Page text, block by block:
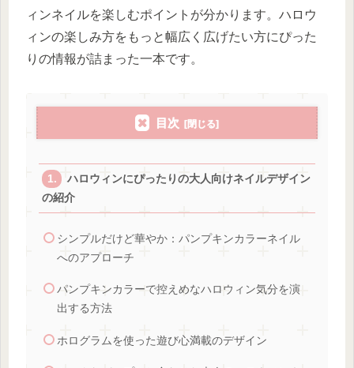
ィンネイルを楽しむポイントが分かります。ハロウ
ィンの楽しみ方をもっと幅広く広げたい方にぴった
りの情報が詰まった一本です。
目次
ハロウィンにぴったりの大人向けネイルデザイン
の紹介
シンプルだけど華やか：パンプキンカラーネイル
へのアプローチ
パンプキンカラーで控えめなハロウィン気分を演
出する方法
ホログラムを使った遊び心満載のデザイン